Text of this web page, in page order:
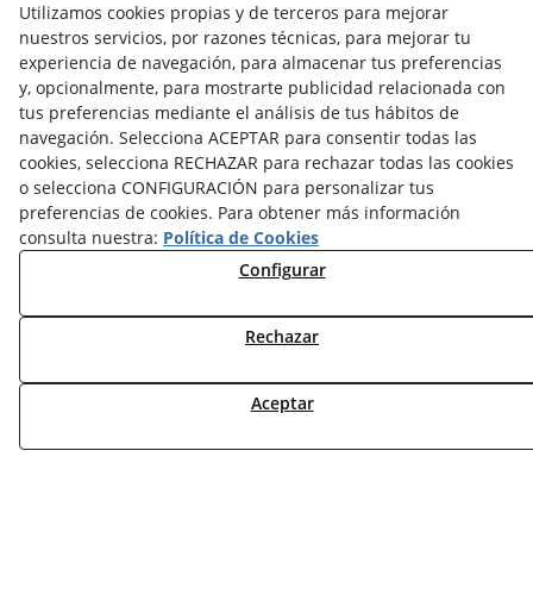
TARIFAS FABRICANTES
NOVEDADES
MI CUENTA
CONTÁCTANOS
DEVOLUCIONES
TRABAJA CON NOSOTROS
POLÍTICA DE COOKIES
POLÍTICA DE PRIVACIDAD
DERECHO DESISITIMIENTO
Utilizamos cookies propias y de terceros para mejorar
nuestros servicios, por razones técnicas, para mejorar tu
experiencia de navegación, para almacenar tus preferencias
y, opcionalmente, para mostrarte publicidad relacionada con
tus preferencias mediante el análisis de tus hábitos de
navegación. Selecciona ACEPTAR para consentir todas las
cookies, selecciona RECHAZAR para rechazar todas las cookies
o selecciona CONFIGURACIÓN para personalizar tus
preferencias de cookies. Para obtener más información
consulta nuestra: Política de Cookies
Configurar
Rechazar
Aceptar